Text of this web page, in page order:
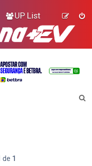
UP List
de 1